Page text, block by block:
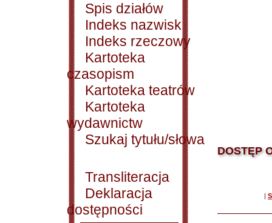
Spis działów
Indeks nazwisk
Indeks rzeczowy
Kartoteka
czasopism
Kartoteka teatrów
Kartoteka
wydawnictw
Szukaj tytułu/słowa
Transliteracja
Deklaracja
dostępności
DOSTĘP
|